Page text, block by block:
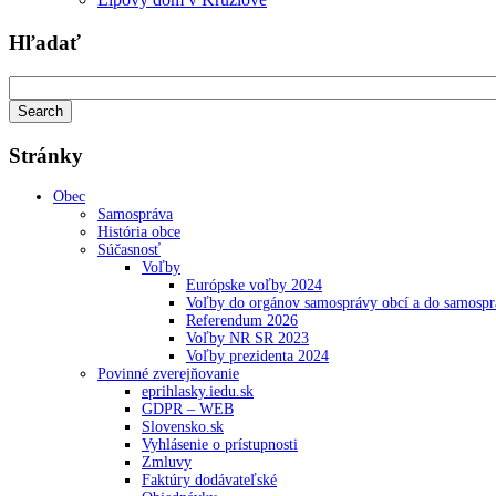
Hľadať
Stránky
Obec
Samospráva
História obce
Súčasnosť
Voľby
Európske voľby 2024
Voľby do orgánov samosprávy obcí a do
Referendum 2026
Voľby NR SR 2023
Voľby prezidenta 2024
Povinné zverejňovanie
eprihlasky.iedu.sk
GDPR – WEB
Slovensko.sk
Vyhlásenie o prístupnosti
Zmluvy
Faktúry dodávateľské